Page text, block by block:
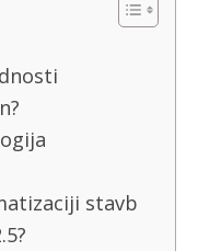
stavb